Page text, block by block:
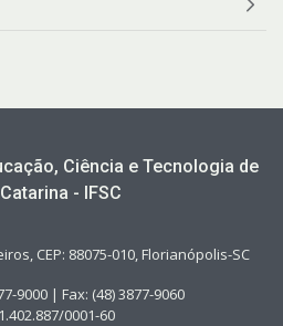
Ciência e Tecnologia de
- IFSC
CEP: 88075-010, Florianópolis-SC
9000 | Fax: (48) 3877-9060
0001-60